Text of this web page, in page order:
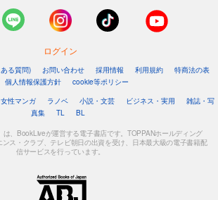
ログイン
る質問) お問い合わせ 採用情報 利用規約
特商法の表
個人情報保護方針
cookie等ポリシー
性マンガ ラノベ 小説・文芸 ビジネス・実用
雑誌・写
真集
TL BL
は、BookLiveが運営する電子書店です。TOPPANホールディング
ス・クラブ、テレビ朝日の出資を受け、日本最大級の電子書籍配
信サービスを行っています。